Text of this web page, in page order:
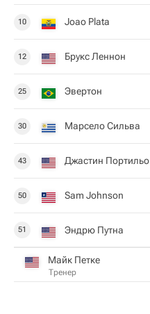
10 Joao Plata
12 Брукс Леннон
25 Эвертон
30 Марсело Сильва
43 Джастин Портильо
50 Sam Johnson
51 Эндрю Путна
Майк Петке
Тренер